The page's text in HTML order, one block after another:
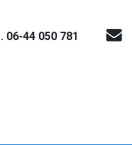
06-44 050 781